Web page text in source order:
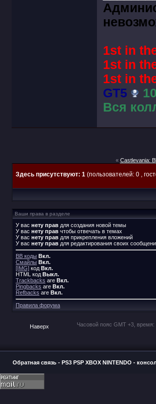
1st in
1st in
1st in
GT5
Вся
« Castlevania:
Здесь присутствуют: 1 (пользователей: 0 ,
Ваши права в разделе
У вас нету прав для создания новой темы
У вас нету прав чтобы отвечать в темах
У вас нету прав для прикрепления вложений
У вас нету прав для редактирования своих
BB коды Вкл.
Смайлы Вкл.
[IMG] код Вкл.
HTML код Выкл.
Trackbacks are Вкл.
Pingbacks are Вкл.
Refbacks are Вкл.
Правила форума
Наверх Часовой пояс GMT +3, время:
Обратная связь - PS3 PSP XBOX NINTENDO -